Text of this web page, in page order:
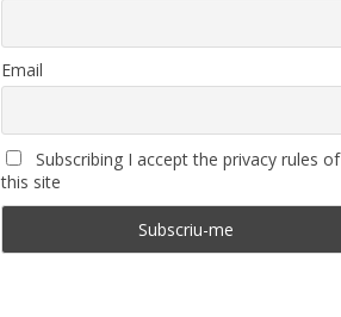
Email
Subscribing I accept the privacy rules of
this site